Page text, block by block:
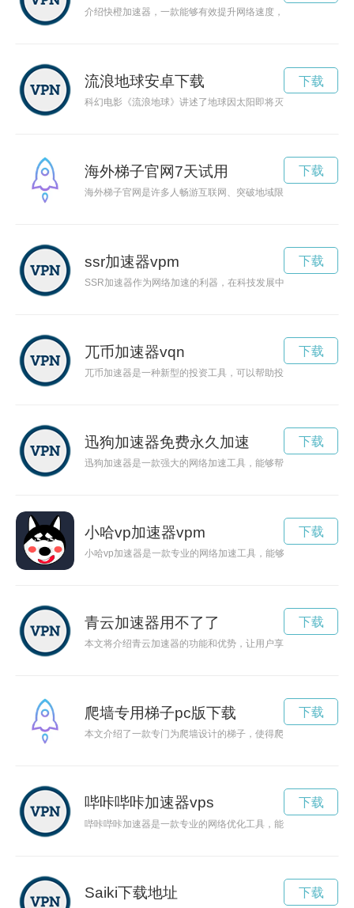
介绍快橙加速器，一款能够有效提升网络速度，避免网络游戏延
流浪地球安卓下载
科幻电影《流浪地球》讲述了地球因太阳即将灭亡而离开太阳
下载
海外梯子官网7天试用
海外梯子官网是许多人畅游互联网、突破地域限制的利器。通
下载
ssr加速器vpm
SSR加速器作为网络加速的利器，在科技发展中发挥着重要作
下载
兀币加速器vqn
兀币加速器是一种新型的投资工具，可以帮助投资者快速获取
下载
迅狗加速器免费永久加速
迅狗加速器是一款强大的网络加速工具，能够帮助用户轻松畅
下载
小哈vp加速器vpm
小哈vp加速器是一款专业的网络加速工具，能够帮助用户在网
下载
青云加速器用不了了
本文将介绍青云加速器的功能和优势，让用户享受更快的互联
下载
爬墙专用梯子pc版下载
本文介绍了一款专门为爬墙设计的梯子，使得爬楼更加便捷和安
下载
哔咔哔咔加速器vps
哔咔哔咔加速器是一款专业的网络优化工具，能够帮助用户提
下载
Saiki下载地址 下载